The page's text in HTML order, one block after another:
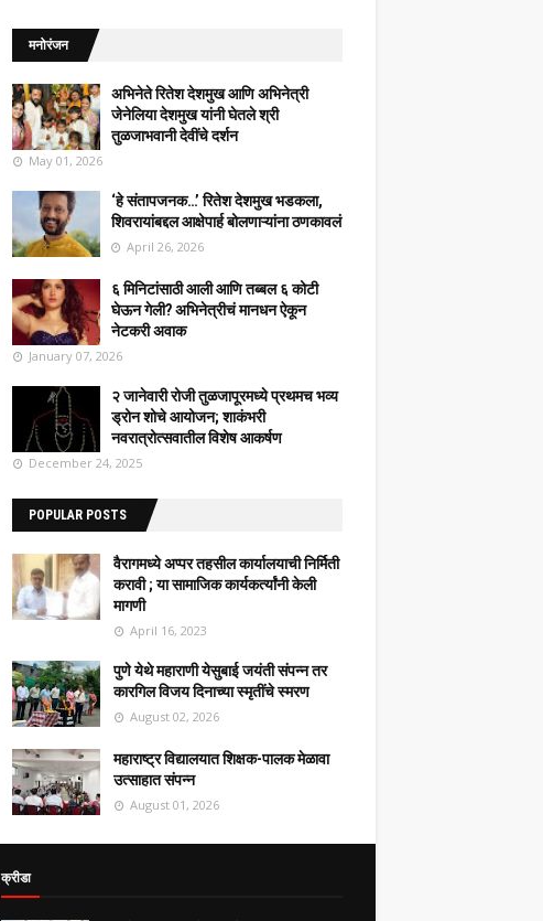
मनोरंजन
अभिनेते रितेश देशमुख आणि अभिनेत्री
जेनेलिया देशमुख यांनी घेतले श्री
तुळजाभवानी देवींचे दर्शन
May 01, 2026
‘हे संतापजनक…’ रितेश देशमुख भडकला,
शिवरायांबद्दल आक्षेपार्ह बोलणाऱ्यांना ठणकावलं
April 26, 2026
६ मिनिटांसाठी आली आणि तब्बल ६ कोटी
घेऊन गेली? अभिनेत्रीचं मानधन ऐकून
नेटकरी अवाक
January 07, 2026
२ जानेवारी रोजी तुळजापूरमध्ये प्रथमच भव्य
ड्रोन शोचे आयोजन; शाकंभरी
नवरात्रोत्सवातील विशेष आकर्षण
December 24, 2025
POPULAR POSTS
वैरागमध्ये अप्पर तहसील कार्यालयाची निर्मिती
करावी ; या सामाजिक कार्यकर्त्यांनी केली
मागणी
April 16, 2023
पुणे येथे महाराणी येसुबाई जयंती संपन्न तर
कारगिल विजय दिनाच्या स्मृतींचे स्मरण
August 02, 2026
महाराष्ट्र विद्यालयात शिक्षक-पालक मेळावा
उत्साहात संपन्न
August 01, 2026
क्रीडा